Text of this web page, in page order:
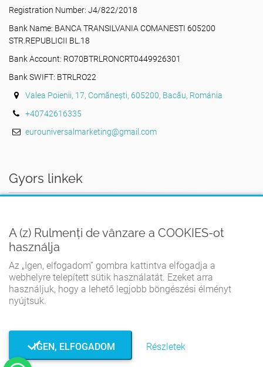
Registration Number: J4/822/2018
Bank Name: BANCA TRANSILVANIA COMANESTI 605200
STR.REPUBLICII BL.18
Bank Account: RO70BTRLRONCRT0449926301
Bank SWIFT: BTRLRO22
Valea Poienii, 17, Comănești, 605200, Bacău, Románia
+40742616335
eurouniversalmarketing@gmail.com
Gyors linkek
FELHASZNÁLÁSI FELTÉTELEK
ADATVÉDELMI IRÁNYELVEK
COOKIE-IRÁNYELVEK
KAPCSOLATBA LÉPNI
© Rulmenți de vânzare 2026. Minden jog fenntartva.
A (z) Rulmenți de vânzare a COOKIES-ot
használja
Az „Igen, elfogadom” gombra kattintva elfogadja a
webhelyre telepített sütik használatát. Ezeket arra
használjuk, hogy a lehető legjobb böngészési élményt
nyújtsuk.
IGEN, ELFOGADOM Részletek